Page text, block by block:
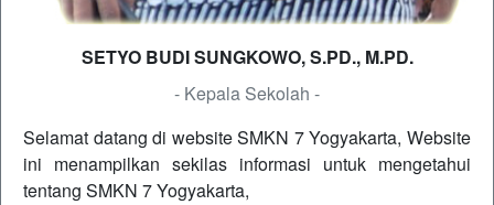
SETYO BUDI SUNGKOWO, S.PD., M.PD.
- Kepala Sekolah -
Selamat datang di website SMKN 7 Yogyakarta, Website
ini menampilkan sekilas informasi untuk mengetahui
tentang SMKN 7 Yogyakarta,